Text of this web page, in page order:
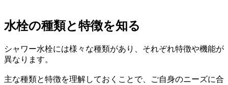
水栓の種類と特徴を知る
シャワー水栓には様々な種類があり、それぞれ特徴や機能が
異なります。
主な種類と特徴を理解しておくことで、ご自身のニーズに合